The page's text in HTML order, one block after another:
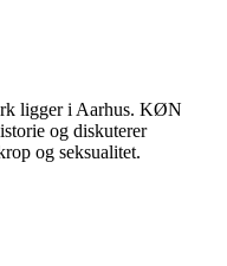
ligger i Aarhus. KØN
og diskuterer
og seksualitet.